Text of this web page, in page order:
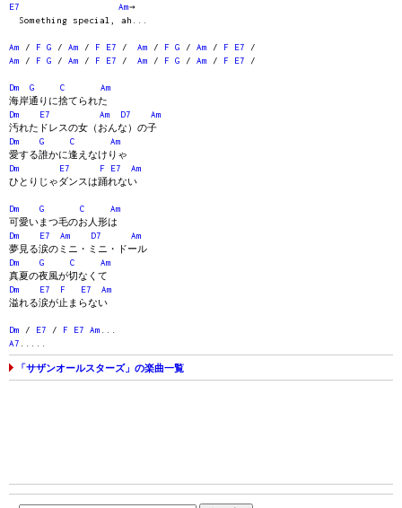
E7
Am→
Something special, ah...
Am / F G / Am / F E7 / Am / F G / Am / F E7 /
Am / F G / Am / F E7 / Am / F G / Am / F E7 /
Dm G C
Am
海岸通りに捨てられた
Dm
E7 Am D7
Am
汚れたドレスの女（おんな）の子
Dm
G C
Am
愛する誰かに逢えなけりゃ
Dm
E7 F E7
Am
ひとりじゃダンスは踊れない
Dm G C
Am
可愛いまつ毛のお人形は
Dm
E7 Am D7
Am
夢見る涙のミニ・ミニ・ドール
Dm
G C
Am
真夏の夜風が切なくて
Dm
E7 F E7
Am
溢れる涙が止まらない
Dm / E7 / F E7 Am
A7
「サザンオールスターズ」の楽曲一覧